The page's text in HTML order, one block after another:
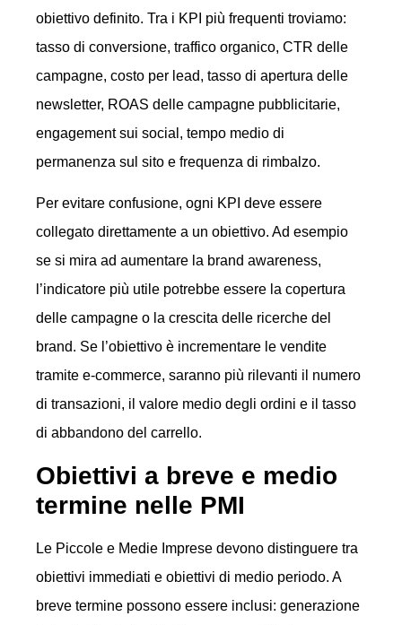
obiettivo definito. Tra i KPI più frequenti troviamo:
tasso di conversione, traffico organico, CTR delle
campagne, costo per lead, tasso di apertura delle
newsletter, ROAS delle campagne pubblicitarie,
engagement sui social, tempo medio di
permanenza sul sito e frequenza di rimbalzo.
Per evitare confusione, ogni KPI deve essere
collegato direttamente a un obiettivo. Ad esempio
se si mira ad aumentare la brand awareness,
l’indicatore più utile potrebbe essere la copertura
delle campagne o la crescita delle ricerche del
brand. Se l’obiettivo è incrementare le vendite
tramite e-commerce, saranno più rilevanti il numero
di transazioni, il valore medio degli ordini e il tasso
di abbandono del carrello.
Obiettivi a breve e medio
termine nelle PMI
Le Piccole e Medie Imprese devono distinguere tra
obiettivi immediati e obiettivi di medio periodo. A
breve termine possono essere inclusi: generazione